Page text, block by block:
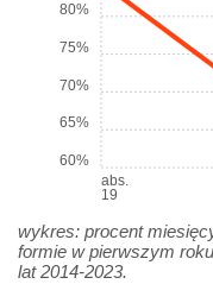
abs.
19
60%
65%
70%
75%
80%
wykres: procent
formie w pierwszym
lat 2014-2023.